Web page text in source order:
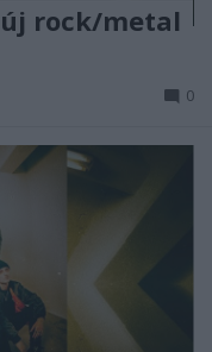
rock/metal
0